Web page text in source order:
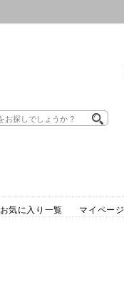
お気に入り一覧 マイページ